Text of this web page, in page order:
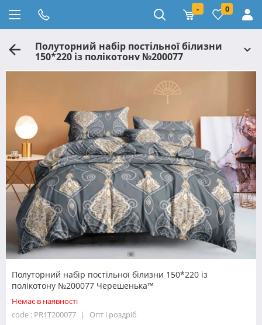
- 0
Полуторний набір постільної білизни
150*220 із полікотону №200077
Полуторний набір постільної білизни 150*220 із
полікотону №200077 Черешенька™
Немає в наявності
code : PR1T200077
Опт і роздріб